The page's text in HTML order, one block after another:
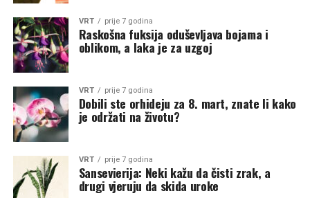
VRT prije 7 godina
Raskošna fuksija oduševljava bojama i
oblikom, a laka je za uzgoj
VRT prije 7 godina
Dobili ste orhideju za 8. mart, znate li kako
je održati na životu?
VRT prije 7 godina
Sansevierija: Neki kažu da čisti zrak, a
drugi vjeruju da skida uroke